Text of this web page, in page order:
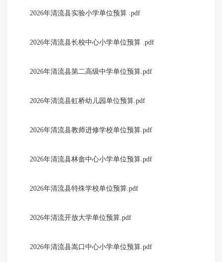
2026年清流县实验小学单位预算 .pdf
2026年清流县长校中心小学单位预算 .pdf
2026年清流县第二高级中学单位预算.pdf
2026年清流县虹桥幼儿园单位预算.pdf
2026年清流县教师进修学校单位预算.pdf
2026年清流县林畲中心小学单位预算.pdf
2026年清流县特殊学校单位预算.pdf
2026年清流开放大学单位预算.pdf
2026年清流县嵩口中心小学单位预算.pdf